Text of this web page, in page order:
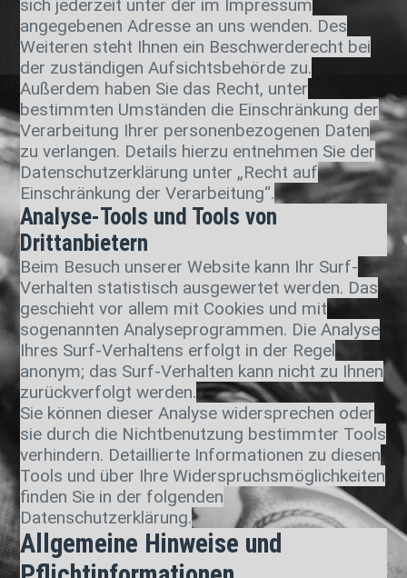
sich jederzeit unter der im Impressum
angegebenen Adresse an uns wenden. Des
Weiteren steht Ihnen ein Beschwerderecht bei
der zuständigen Aufsichtsbehörde zu.
Außerdem haben Sie das Recht, unter
bestimmten Umständen die Einschränkung der
Verarbeitung Ihrer personenbezogenen Daten
zu verlangen. Details hierzu entnehmen Sie der
Datenschutzerklärung unter „Recht auf
Einschränkung der Verarbeitung“.
Analyse-Tools und Tools von
Drittanbietern
Beim Besuch unserer Website kann Ihr Surf-
Verhalten statistisch ausgewertet werden. Das
geschieht vor allem mit Cookies und mit
sogenannten Analyseprogrammen. Die Analyse
Ihres Surf-Verhaltens erfolgt in der Regel
anonym; das Surf-Verhalten kann nicht zu Ihnen
zurückverfolgt werden.
Sie können dieser Analyse widersprechen oder
sie durch die Nichtbenutzung bestimmter Tools
verhindern. Detaillierte Informationen zu diesen
Tools und über Ihre Widerspruchsmöglichkeiten
finden Sie in der folgenden
Datenschutzerklärung.
Allgemeine Hinweise und